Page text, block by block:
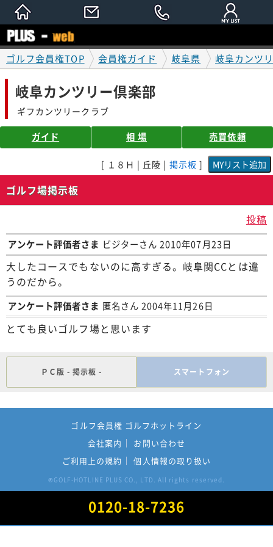
ゴルフ会員権TOP 会員権ガイド 岐阜県 岐阜カンツ
岐阜カンツリー倶楽部
ギフカンツリークラブ
ガイド 相 場 売買依頼
[ １８Ｈ | 丘陵 | 掲示板 ]
ゴルフ場掲示板
投稿
アンケート評価者さま ビジターさん 2010年07月23日
大したコースでもないのに高すぎる。岐阜関CCとは違
うのだから。
アンケート評価者さま 匿名さん 2004年11月26日
とても良いゴルフ場と思います
ＰＣ版 - 掲示板 - スマートフォン
ゴルフ会員権 ゴルフホットライン
会社案内
お問い合わせ
ご利用上の規約
個人情報の取り扱い
© GOLF-HOTLINE PLUS CO., LTD. All rights reserved.
0120-18-7236